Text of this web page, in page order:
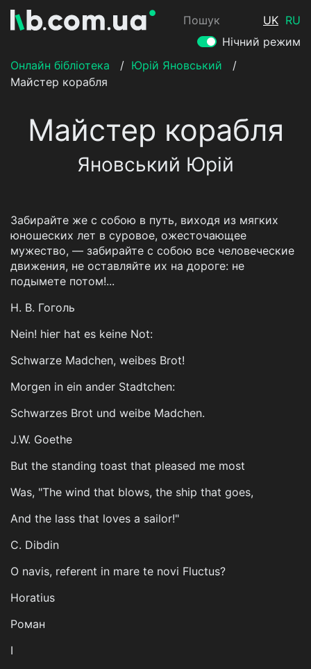
Пошук UK RU
Нічний режим
Онлайн бібліотека
/ Юрій Яновський
/
Майстер корабля
Майстер корабля
Яновський Юрій
Забирайте же с собою в путь, виходя из мягких
юношеских лет в суровое, ожесточающее
мужество, — забирайте с собою все человеческие
движения, не оставляйте их на дороге: не
подымете потом!...
Н. В. Гоголь
Nеіn! hіег hаt еs kеіnе Not:
Schwarze Madchen, weibes Brot!
Morgen in ein ander Stadtchen:
Schwarzes Brot und weibe Madchen.
J.W. Goethe
But the standing toast that pleased me most
Was, "The wind that blows, the ship that goes,
And the lass that loves a sailor!"
C. Dibdin
O navis, referent in mare te novi Fluctus?
Horatius
Роман
I